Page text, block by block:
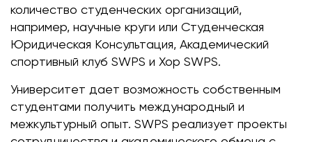
количество студенческих организаций,
например, научные круги или Студенческая
Юридическая Консультация, Академический
спортивный клуб SWPS и Хор SWPS.
Университет дает возможность собственным
студентами получить международный и
межкультурный опыт. SWPS реализует проекты